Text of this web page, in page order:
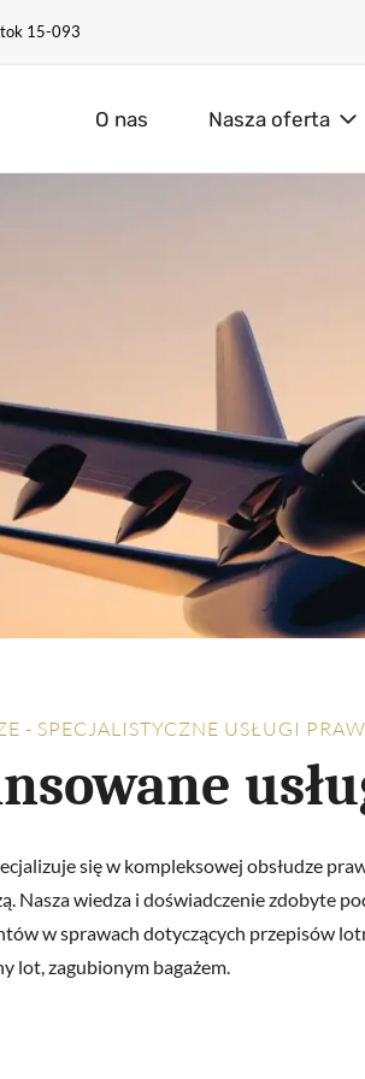
15-093
O nas Nasza oferta
- SPECJALISTYCZNE USŁUGI
się w kompleksowej obsłudze
Nasza wiedza i doświadczenie zdobyte
w sprawach dotyczących przepisów
lot, zagubionym bagażem.